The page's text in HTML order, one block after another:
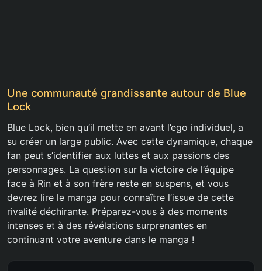
Une communauté grandissante autour de Blue
Lock
Blue Lock, bien qu’il mette en avant l’ego individuel, a
su créer un large public. Avec cette dynamique, chaque
fan peut s’identifier aux luttes et aux passions des
personnages. La question sur la victoire de l’équipe
face à Rin et à son frère reste en suspens, et vous
devrez lire le manga pour connaître l’issue de cette
rivalité déchirante. Préparez-vous à des moments
intenses et à des révélations surprenantes en
continuant votre aventure dans le manga !